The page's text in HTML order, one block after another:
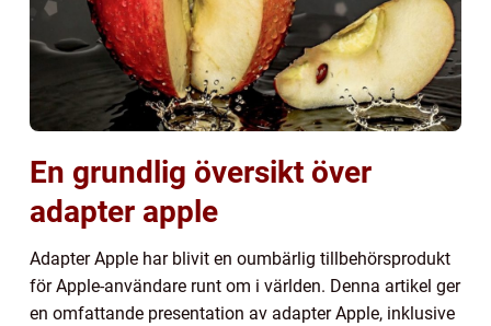
En grundlig översikt över
adapter apple
Adapter Apple har blivit en oumbärlig tillbehörsprodukt
för Apple-användare runt om i världen. Denna artikel ger
en omfattande presentation av adapter Apple, inklusive